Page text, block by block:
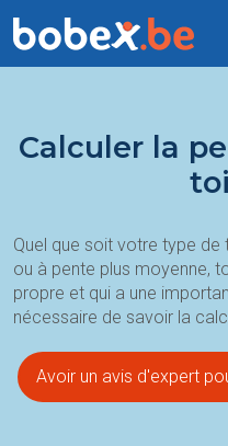
Calculer la
Quel que soit votre type de
ou à pente plus moyenne,
propre et qui a une
nécessaire de savoir la
Avoir un avis d'expert